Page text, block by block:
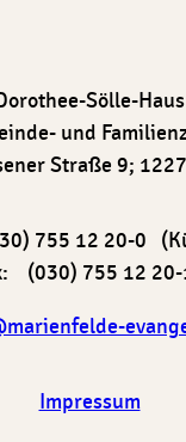
Sölle-Haus
und
Straße 9;
755 12 20-0
(030) 755 12 20-
Impressum